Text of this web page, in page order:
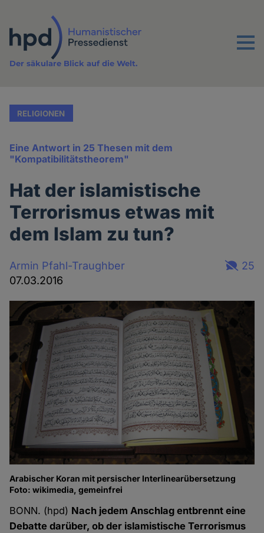
Inhalt
Menu
Der säkulare Blick auf die Welt.
RELIGIONEN
Eine Antwort in 25 Thesen mit dem
"Kompatibilitätstheorem"
Hat der islamistische
Terrorismus etwas mit
dem Islam zu tun?
Armin Pfahl-Traughber
07.03.2016
25
Arabischer Koran mit persischer Interlinearübersetzung
Foto: wikimedia, gemeinfrei
BONN. (hpd) Nach jedem Anschlag entbrennt eine
Debatte darüber, ob der islamistische Terrorismus